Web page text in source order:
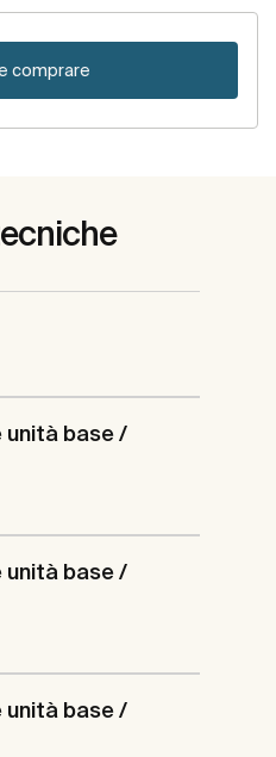
comprare
unità base /
unità base /
unità base /